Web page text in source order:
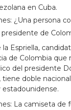
en Cuba.
¿Una persona
presidente de
la Espriella,
de Colombia que
del presidente
tiene doble
La camiseta de